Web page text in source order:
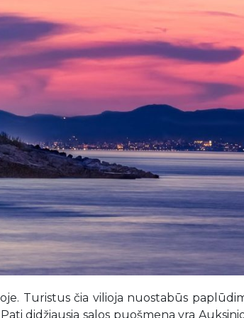
Turistus čia vilioja nuostabūs
didžiausia salos puošmena yra